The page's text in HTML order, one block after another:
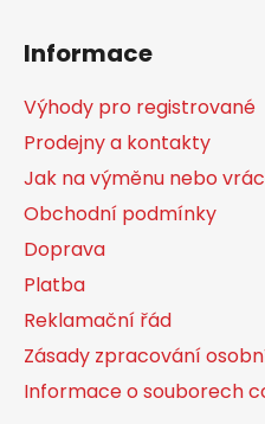
Informace
Výhody pro registrované
Prodejny a kontakty
Jak na výměnu nebo
Obchodní podmínky
Doprava
Platba
Reklamační řád
Zásady zpracování
Informace o souborech